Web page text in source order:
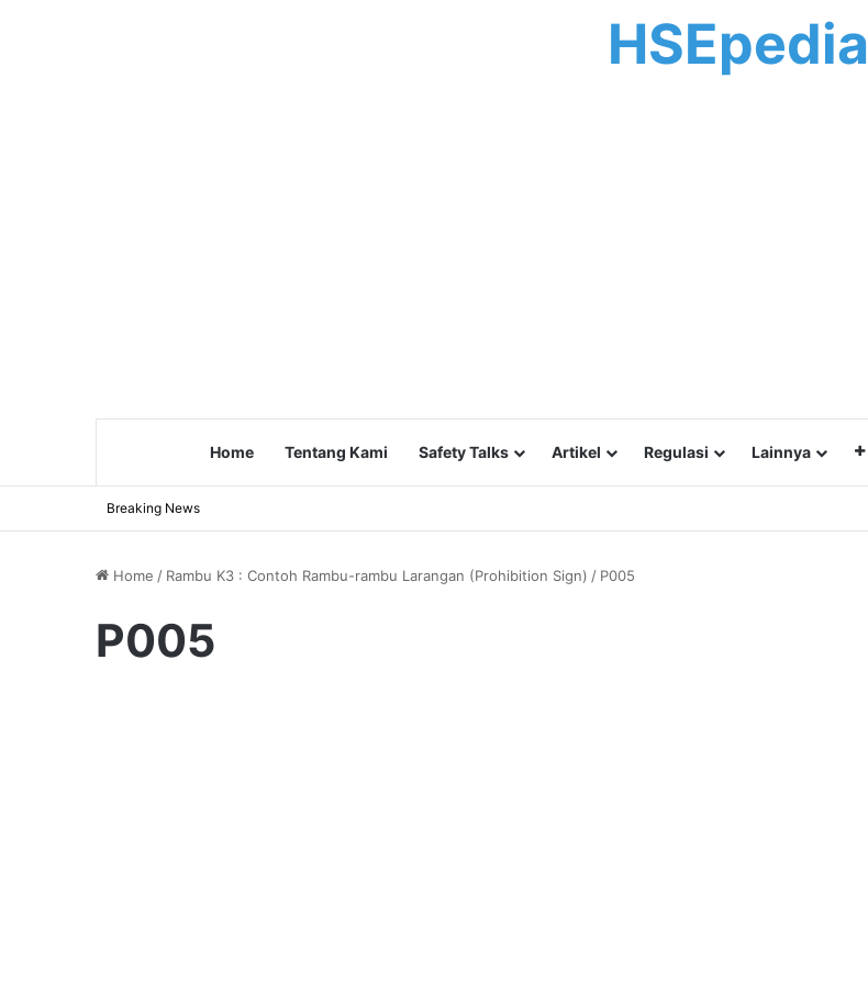
HSEpedia
Home Tentang Kami Safety Talks Artikel Regulasi Lainnya
Breaking News
Home / Rambu K3 : Contoh Rambu-rambu Larangan (Prohibition Sign) / P005
P005